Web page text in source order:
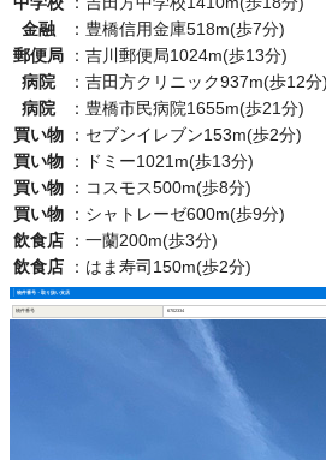
金融
： 豊橋信用金庫518m(歩7分)
郵便局
： 吉川郵便局1024m(歩13分)
病院
： 吉田方クリニック937m(歩12分)
病院
： 豊橋市民病院1655m(歩21分)
買い物
： セブンイレブン153m(歩2分)
買い物
：
ドミー1021m(歩13分)
買い物
： コスモス500m(歩8分)
買い物
： シャトレーゼ600m(歩9分)
飲食店
： 一蘭200m(歩3分)
飲食店
： はま寿司150m(歩2分)
物件番号・取り扱い支店
物件番号 6702334